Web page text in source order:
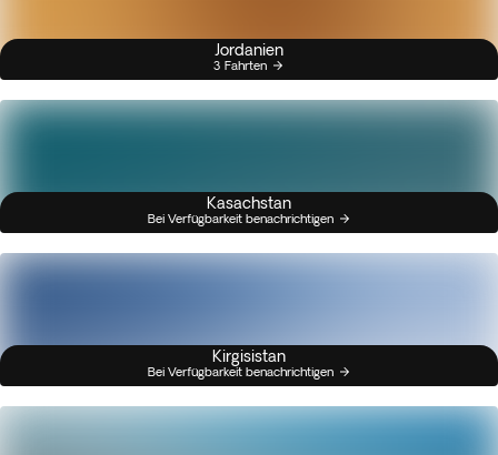
Jordanien
3 Fahrten
Kasachstan
Bei Verfügbarkeit benachrichtigen
Kirgisistan
Bei Verfügbarkeit benachrichtigen